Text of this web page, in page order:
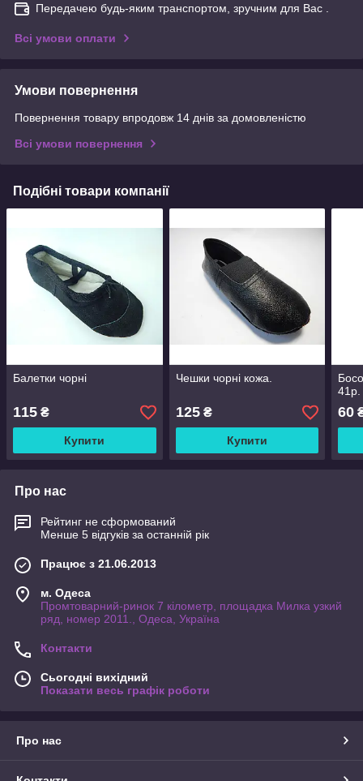
Передачею будь-яким транспортом, зручним для Вас .
Всі умови оплати
Умови повернення
Повернення товару впродовж 14 днів за домовленістю
Всі умови повернення
Подібні товари компанії
Балетки чорні
115 ₴
Купити
Чешки чорні кожа.
125₴
Купити
41р.
60
Про нас
Рейтинг не сформований
Менше 5 відгуків за останній рік
Працює з 21.06.2013
м. Одеса
Промтоварний-ринок 7 кілометр, площадка Милка узкий
ряд, номер 2011., Одеса, Україна
Контакти
Сьогодні вихідний
Показати весь графік роботи
Про нас